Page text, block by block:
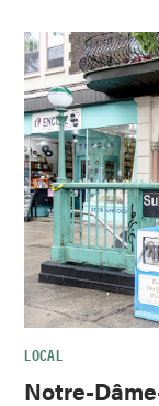
LOCAL
Notre-